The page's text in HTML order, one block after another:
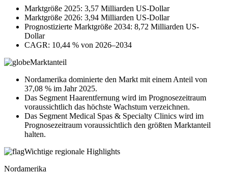
Marktgröße 2025: 3,57 Milliarden US-Dollar
Marktgröße 2026: 3,94 Milliarden US-Dollar
Prognostizierte Marktgröße 2034: 8,72 Milliarden US-
Dollar
CAGR: 10,44 % von 2026–2034
Marktanteil
Nordamerika dominierte den Markt mit einem Anteil von
37,08 % im Jahr 2025.
Das Segment Haarentfernung wird im Prognosezeitraum
voraussichtlich das höchste Wachstum verzeichnen.
Das Segment Medical Spas & Specialty Clinics wird im
Prognosezeitraum voraussichtlich den größten Marktanteil
halten.
Wichtige regionale Highlights
Nordamerika